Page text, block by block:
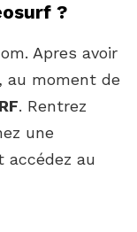
?
Apres avoir
au moment de
. Rentrez
une
au